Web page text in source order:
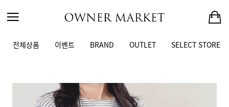
전체상품 이벤트 BRAND OUTLET SELECT STORE